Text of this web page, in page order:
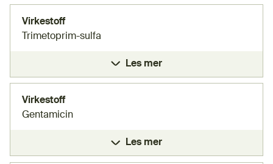
Virkestoff
Trimetoprim-sulfa
Les mer
Virkestoff
Gentamicin
Les mer